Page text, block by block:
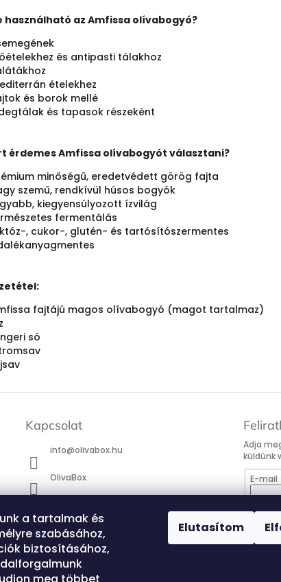
a tartalmak és
szabásához,
biztosításához,
Elutasítom
használható az Amfissa olívabogyó?
és antipasti tálakhoz
ételekhez
és borok mellé
és tapasok részeként
érdemes Amfissa olívabogyót választani?
minőségű, eredetvédett görög fajta
szemű, rendkívül húsos bogyók
kiegyensúlyozott ízvilág
fermentálás
, cukor-, glutén- és tartósítószermentes
fajtájú magos olívabogyó (magot tartalmaz)
só
Kapcsolat
info@olivabox.hu
OlivaBox
OlivaBox
@olivabox4
Adja
küldünk
E-mail